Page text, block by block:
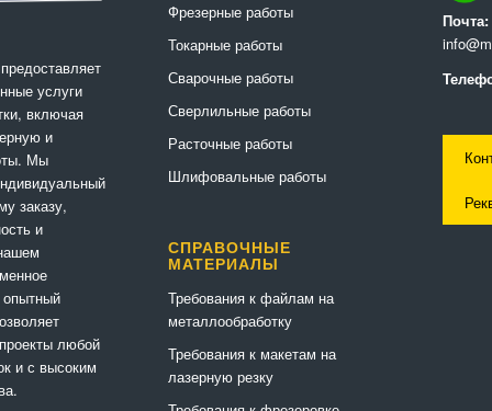
услуги
включая
и
Мы
заказу,
и
опытный
любой
и с высоким
Фрезерные работы
Токарные работы
Сварочные работы
Сверлильные работы
Расточные работы
Шлифовальные работы
СПРАВОЧНЫЕ
МАТЕРИАЛЫ
Требования к файлам на
металлообработку
Требования к макетам на
лазерную резку
Почта: